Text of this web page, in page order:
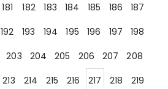
181 182 183 184 185 186
187
192 193 194 195 196 197
198
203 204 205 206 207
208
213 214 215 216 217 218
219